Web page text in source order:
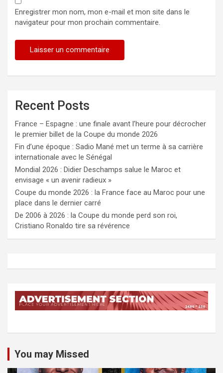
Enregistrer mon nom, mon e-mail et mon site dans le
navigateur pour mon prochain commentaire.
Recent Posts
France – Espagne : une finale avant l’heure pour décrocher
le premier billet de la Coupe du monde 2026
Fin d’une époque : Sadio Mané met un terme à sa carrière
internationale avec le Sénégal
Mondial 2026 : Didier Deschamps salue le Maroc et
envisage « un avenir radieux »
Coupe du monde 2026 : la France face au Maroc pour une
place dans le dernier carré
De 2006 à 2026 : la Coupe du monde perd son roi,
Cristiano Ronaldo tire sa révérence
You may Missed